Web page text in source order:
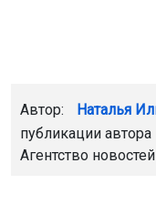
Автор: Наталья
публикации автора
Агентство новостей